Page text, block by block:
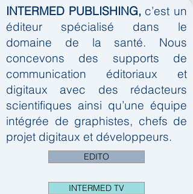
INTERMED PUBLISHING, c’est un
éditeur spécialisé dans le
domaine de la santé. Nous
concevons des supports de
communication éditoriaux et
digitaux avec des rédacteurs
scientifiques ainsi qu’une équipe
intégrée de graphistes, chefs de
projet digitaux et développeurs.
EDITO
INTERMED TV